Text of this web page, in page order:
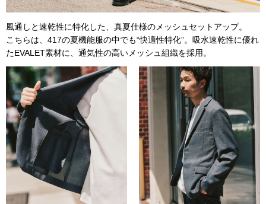
風通しと速乾性に特化した、真夏仕様のメッシュセットアップ。
こちらは、417の夏機能服の中でも“快適性特化”。吸水速乾性に優れ
たEVALET素材に、通気性の高いメッシュ組織を採用。